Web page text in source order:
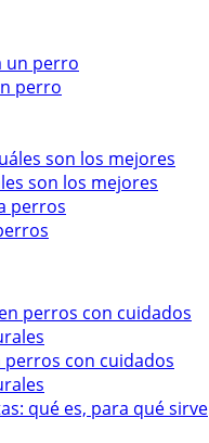
perro
son los mejores
con cuidados